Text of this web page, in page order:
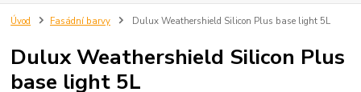
Úvod Fasádní barvy Dulux Weathershield Silicon Plus base light 5L
Dulux Weathershield Silicon Plus
base light 5L